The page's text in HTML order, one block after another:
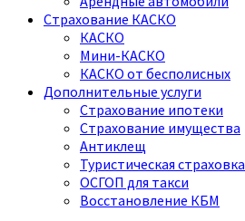
Страхование КАСКО
КАСКО
Мини-КАСКО
КАСКО от бесполисных
Дополнительные услуги
Страхование ипотеки
Страхование имущества
Антиклещ
Туристическая страховка
ОСГОП для такси
Восстановление КБМ